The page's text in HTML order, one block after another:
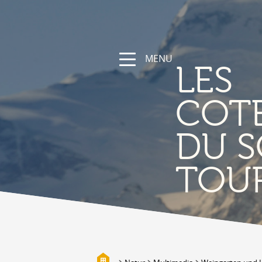
Wandern und Sportwege
Das Wallis mit Fahrrad und
Mountainbike
Biotope
MENU
LES
DU